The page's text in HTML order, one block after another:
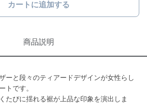
カートに追加する
商品説明
ーと段々のティアードデザインが女性らし
トです。
たびに揺れる裾が上品な印象を演出しま